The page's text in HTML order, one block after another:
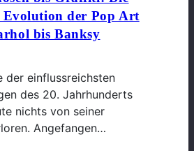
Evolution der Pop Art
bis Banksy
der einflussreichsten
des 20. Jahrhunderts
nichts von seiner
Angefangen…